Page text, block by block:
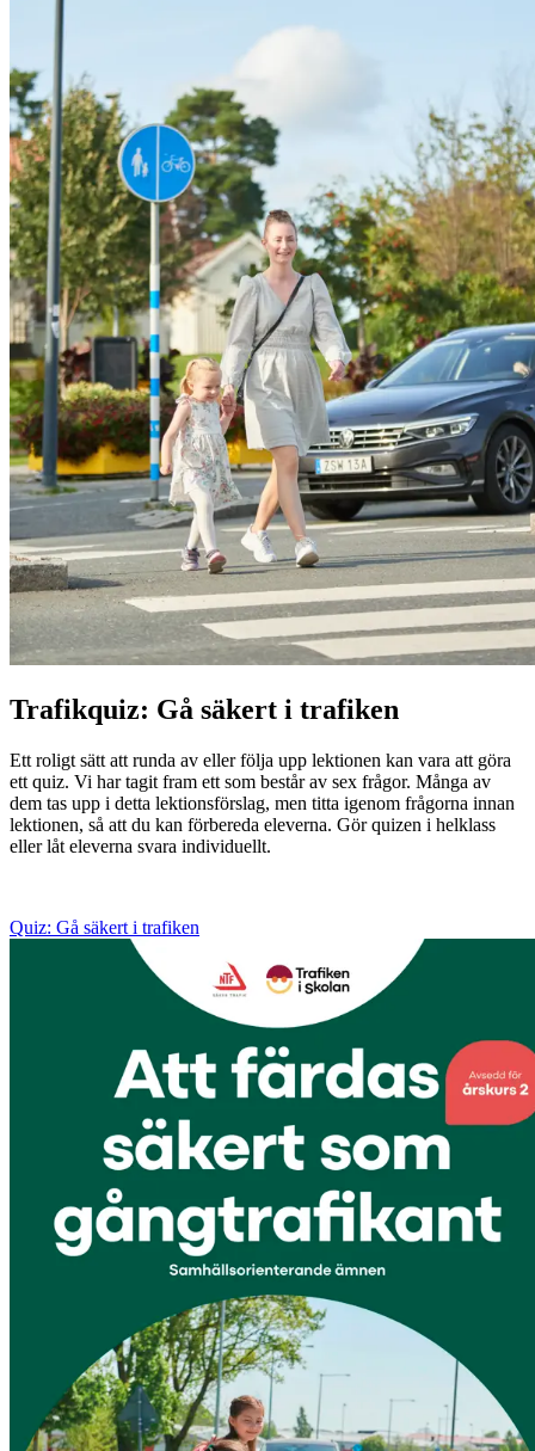
Trafikquiz: Gå säkert i trafiken
Ett roligt sätt att runda av eller följa upp lektionen kan vara att göra
ett quiz. Vi har tagit fram ett som består av sex frågor. Många av
dem tas upp i detta lektionsförslag, men titta igenom frågorna innan
lektionen, så att du kan förbereda eleverna. Gör quizen i helklass
eller låt eleverna svara individuellt.
Quiz: Gå säkert i trafiken